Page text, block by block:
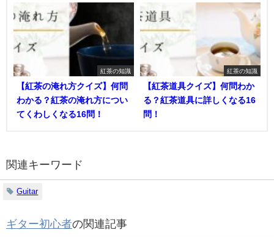
紅茶の知識
【紅茶の淹れ方クイズ】何問
わかる？紅茶の淹れ方につい
てくわしくなる16問！
紅茶の知識
【紅茶道具クイズ】何問わか
る？紅茶道具に詳しくなる16
問！
関連キーワード
Guitar
ギター初心者の関連記事